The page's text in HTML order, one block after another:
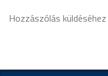
Hozzászólás küldéséhez